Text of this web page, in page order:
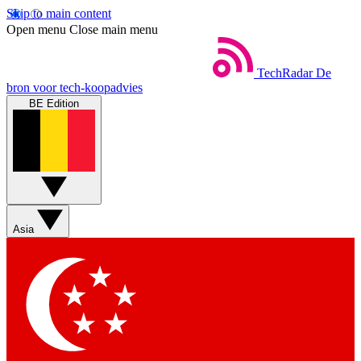
Skip to main content
Open menu Close main menu
TechRadar De
bron voor tech-koopadvies
BE Edition
Asia